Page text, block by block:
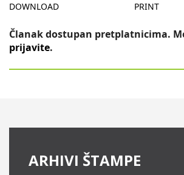
DOWNLOAD PRINT
Članak dostupan pretplatnicima.
prijavite.
ARHIVI ŠTAMPE